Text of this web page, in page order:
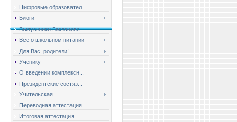
Цифровые образовател...
Блоги
Выпускники Баклановс...
Всё о школьном питании
Для Вас, родители!
Ученику
О введении комплексн...
Президентские состяз...
Учительская
Переводная аттестация
Итоговая аттестация ...